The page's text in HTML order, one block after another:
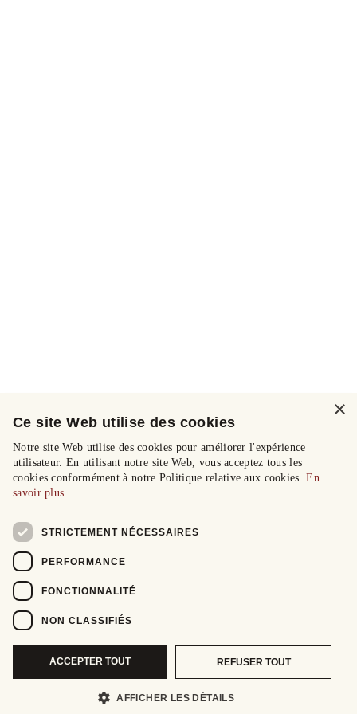
×
Ce site Web utilise des cookies
Notre site Web utilise des cookies pour améliorer l'expérience
utilisateur. En utilisant notre site Web, vous acceptez tous les
cookies conformément à notre Politique relative aux cookies.En
savoir plus
STRICTEMENT NÉCESSAIRES
PERFORMANCE
FONCTIONNALITÉ
NON CLASSIFIÉS
ACCEPTER TOUT REFUSER TOUT
AFFICHER LES DÉTAILS